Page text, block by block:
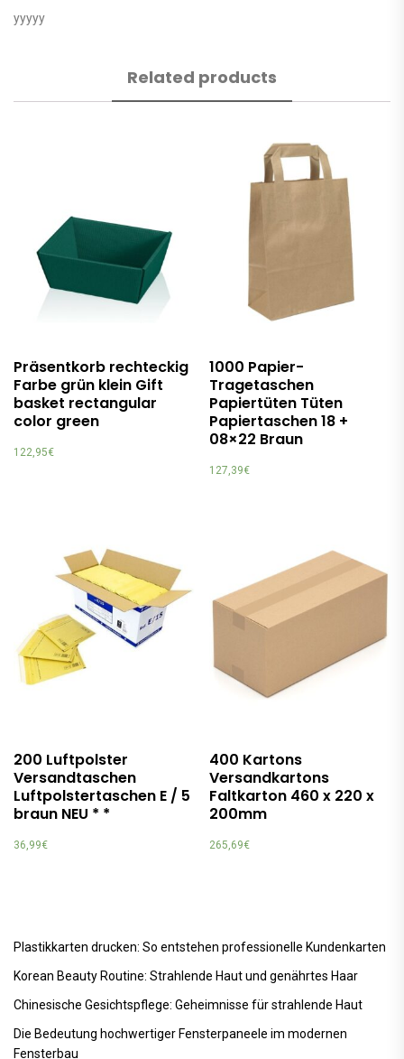
yyyyy
Related products
Präsentkorb rechteckig
Farbe grün klein Gift
basket rectangular
color green
122,95€
1000 Papier-
Tragetaschen
Papiertüten Tüten
Papiertaschen 18 +
08×22 Braun
127,39€
200 Luftpolster
Versandtaschen
Luftpolstertaschen E / 5
braun NEU * *
36,99€
400 Kartons
Versandkartons
Faltkarton 460 x 220 x
200mm
265,69€
Plastikkarten drucken: So entstehen professionelle Kundenkarten
Korean Beauty Routine: Strahlende Haut und genährtes Haar
Chinesische Gesichtspflege: Geheimnisse für strahlende Haut
Die Bedeutung hochwertiger Fensterpaneele im modernen
Fensterbau